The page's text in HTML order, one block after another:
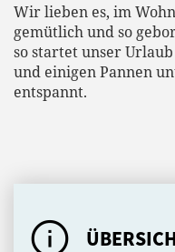
Wir lieben es, im
gemütlich und so
so startet unser
und einigen Pannen
entspannt.